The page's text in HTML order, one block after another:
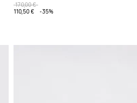
170,00 €
110,50 €
-35%